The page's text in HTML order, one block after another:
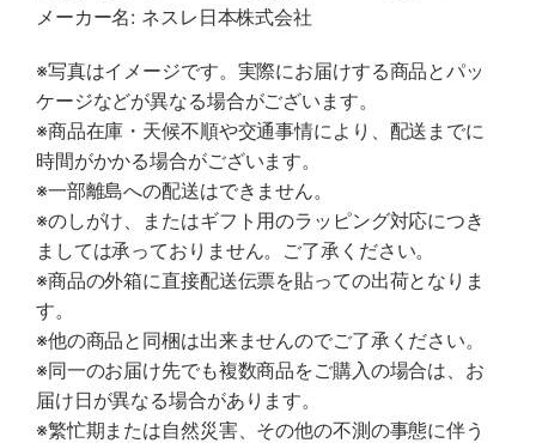
メーカー名: ネスレ日本株式会社
※写真はイメージです。実際にお届けする商品とパッ
ケージなどが異なる場合がございます。
※商品在庫・天候不順や交通事情により、配送までに
時間がかかる場合がございます。
※一部離島への配送はできません。
※のしがけ、またはギフト用のラッピング対応につき
ましては承っておりません。ご了承ください。
※商品の外箱に直接配送伝票を貼っての出荷となりま
す。
※他の商品と同梱は出来ませんのでご了承ください。
※同一のお届け先でも複数商品をご購入の場合は、お
届け日が異なる場合があります。
※繁忙期または自然災害、その他の不測の事態に伴う